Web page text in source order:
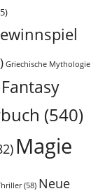
Griechische Mythologie
(540)
Magie
(58) Neue